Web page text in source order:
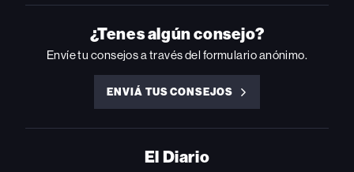
ON
INSTAGRAM
ON
YOUTUBE
ON
YOUTUBE
ON
ON
FACEBOOK
¿Tenes algún consejo?
Envíe tu consejos a través del formulario anónimo.
ENVIÁ TUS CONSEJOS
ENVIÁ
CONSEJOS
El Diario